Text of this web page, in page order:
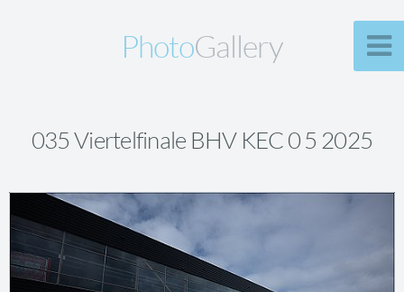
PhotoGallery
035 Viertelfinale BHV KEC 0 5 2025